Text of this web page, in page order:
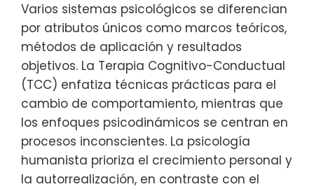
Varios sistemas psicológicos se diferencian
por atributos únicos como marcos teóricos,
métodos de aplicación y resultados
objetivos. La Terapia Cognitivo-Conductual
(TCC) enfatiza técnicas prácticas para el
cambio de comportamiento, mientras que
los enfoques psicodinámicos se centran en
procesos inconscientes. La psicología
humanista prioriza el crecimiento personal y
la autorrealización, en contraste con el